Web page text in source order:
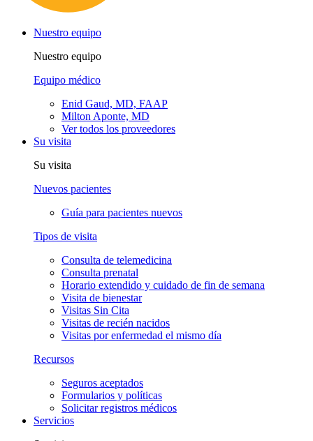
Nuestro equipo
Nuestro equipo
Equipo médico
Enid Gaud, MD, FAAP
Milton Aponte, MD
Ver todos los proveedores
Su visita
Su visita
Nuevos pacientes
Guía para pacientes nuevos
Tipos de visita
Consulta de telemedicina
Consulta prenatal
Horario extendido y cuidado de fin de semana
Visita de bienestar
Visitas Sin Cita
Visitas de recién nacidos
Visitas por enfermedad el mismo día
Recursos
Seguros aceptados
Formularios y políticas
Solicitar registros médicos
Servicios